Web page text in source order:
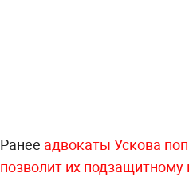
Ранее адвокаты Ускова
позволит их